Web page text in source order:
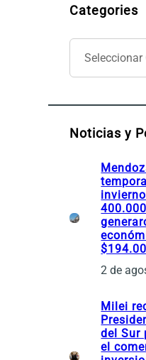
Categories
C
t
g
rNoticias y
2 de
Milei
del Sur
el